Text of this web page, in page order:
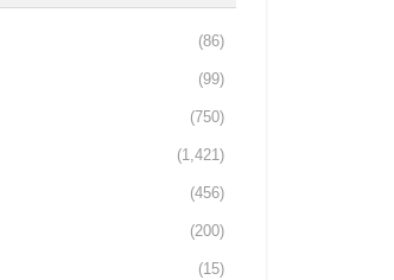
(86)
(99)
(750)
(1,421)
(456)
(200)
(15)